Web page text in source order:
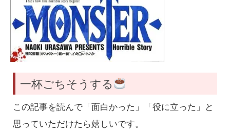
一杯ごちそうする
この記事を読んで「面白かった」「役に立った」と
思っていただけたら嬉しいです。